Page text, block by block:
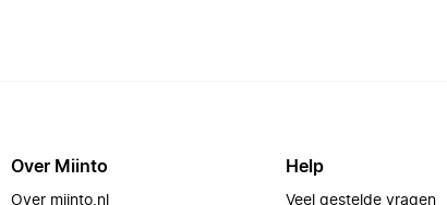
Over Miinto
Over miinto.nl
Help
Veel gestelde vragen